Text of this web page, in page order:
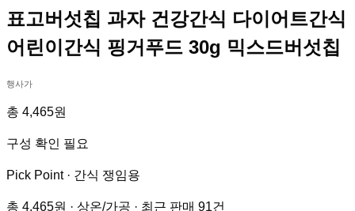
표고버섯칩 과자 건강간식 다이어트간식
어린이간식 핑거푸드 30g 믹스드버섯칩
행사가
총 4,465원
구성 확인 필요
Pick Point · 간식 쟁임용
총 4,465원 · 상온/가공 · 최근 판매 91건